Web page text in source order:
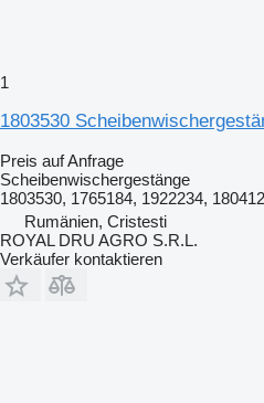
1
1803530
Preis auf Anfrage
Scheibenwischergestänge
1803530, 1765184, 1922234,
Rumänien, Cristesti
ROYAL DRU AGRO S.R.L.
Verkäufer kontaktieren